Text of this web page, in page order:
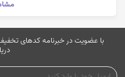
با عضویت در خبرنامه کدهای تخفیف